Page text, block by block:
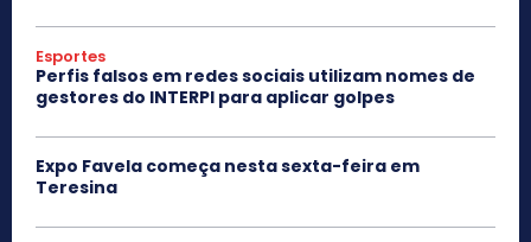
Esportes
Perfis falsos em redes sociais utilizam nomes de
gestores do INTERPI para aplicar golpes
Expo Favela começa nesta sexta-feira em
Teresina